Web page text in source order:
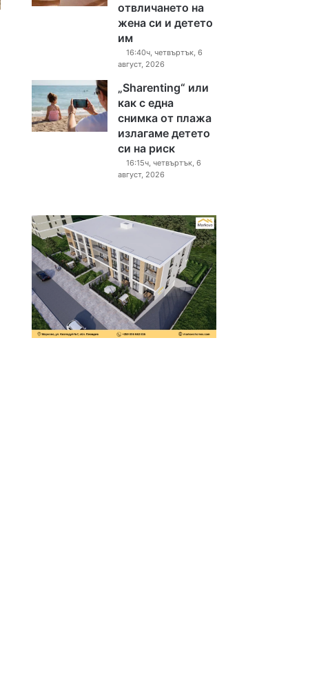
отвличането на
жена си и детето
им
16:40ч, четвъртък, 6
август, 2026
„Sharenting“ или
как с една
снимка от плажа
излагаме детето
си на риск
16:15ч, четвъртък, 6
август, 2026